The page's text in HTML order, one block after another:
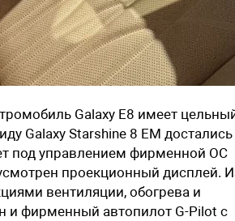
Galaxy E8 имеет
Galaxy Starshine 8 EM достались
под управлением фирменной ОС
проекционный дисплей.
вентиляции, обогрева и
и фирменный автопилот G-Pilot с